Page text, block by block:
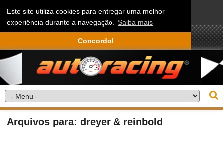
Este site utiliza cookies para entregar uma melhor
experiência durante a navegação. Saiba mais
Concordo!
Arquivos para: dreyer & reinbold